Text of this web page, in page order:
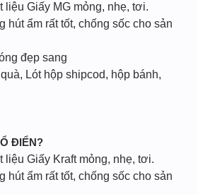
Giấy MG mỏng, nhẹ, tơi.
hút ẩm rất tốt, chống sốc cho sản
đẹp sang
Lót hộp shipcod, hộp bánh,
ĐIỂN?
Giấy Kraft mỏng, nhẹ, tơi.
hút ẩm rất tốt, chống sốc cho sản